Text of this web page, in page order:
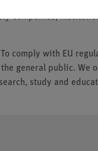
companies,
comply with EU
general public. We
study and